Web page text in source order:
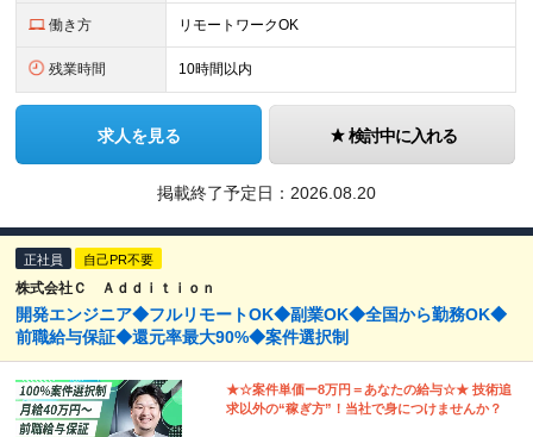
働き方 リモートワークOK
残業時間 10時間以内
求人を見る 検討中に入れる
掲載終了予定日： 2026.08.20
正社員 自己PR不要
株式会社Ｃ Ａｄｄｉｔｉｏｎ
開発エンジニア◆フルリモートOK◆副業OK◆全国から勤務OK◆
前職給与保証◆還元率最大90%◆案件選択制
★☆案件単価ー8万円＝あなたの給与☆★ 技術追
求以外の“稼ぎ方”！当社で身につけませんか？